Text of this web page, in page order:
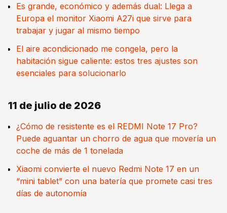
Es grande, económico y además dual: Llega a
Europa el monitor Xiaomi A27i que sirve para
trabajar y jugar al mismo tiempo
El aire acondicionado me congela, pero la
habitación sigue caliente: estos tres ajustes son
esenciales para solucionarlo
11 de julio de 2026
¿Cómo de resistente es el REDMI Note 17 Pro?
Puede aguantar un chorro de agua que movería un
coche de más de 1 tonelada
Xiaomi convierte el nuevo Redmi Note 17 en un
“mini tablet” con una batería que promete casi tres
días de autonomía